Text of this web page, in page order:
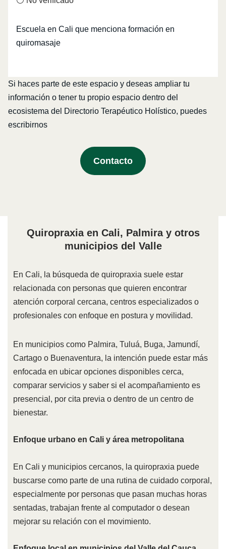
Escuela en Cali que menciona formación en
quiromasaje
Si haces parte de este espacio y deseas ampliar tu
información o tener tu propio espacio dentro del
ecosistema del Directorio Terapéutico Holístico, puedes
escribirnos
Contacto
Quiropraxia en Cali, Palmira y otros
municipios del Valle
En Cali, la búsqueda de quiropraxia suele estar
relacionada con personas que quieren encontrar
atención corporal cercana, centros especializados o
profesionales con enfoque en postura y movilidad.
En municipios como Palmira, Tuluá, Buga, Jamundí,
Cartago o Buenaventura, la intención puede estar más
enfocada en ubicar opciones disponibles cerca,
comparar servicios y saber si el acompañamiento es
presencial, por cita previa o dentro de un centro de
bienestar.
Enfoque urbano en Cali y área metropolitana
En Cali y municipios cercanos, la quiropraxia puede
buscarse como parte de una rutina de cuidado corporal,
especialmente por personas que pasan muchas horas
sentadas, trabajan frente al computador o desean
mejorar su relación con el movimiento.